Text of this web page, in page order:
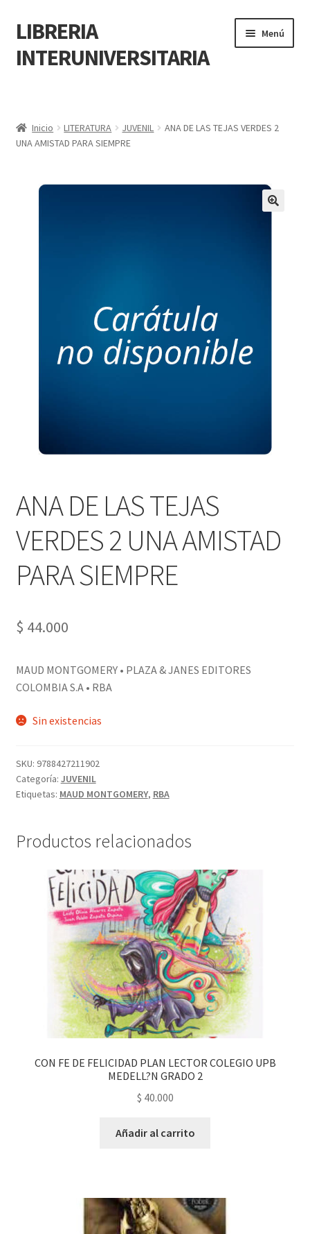
LIBRERIA
INTERUNIVERSITARIA
Menú
Carrito
POLÍTICA DE MANEJO DE INFORMACIÓN Y DATOS
PERSONALES DE CORPORACIÓN INTERUNIVERSITARIA DE
SERVICIO
Tienda
Inicio LITERATURA JUVENIL
ANA DE LAS TEJAS VERDES 2
UNA AMISTAD PARA SIEMPRE
ANA DE LAS TEJAS
VERDES 2 UNA AMISTAD
PARA SIEMPRE
$ 44.000
MAUD MONTGOMERY • PLAZA & JANES EDITORES
COLOMBIA S.A • RBA
Sin existencias
SKU: 9788427211902
Categoría: JUVENIL
Etiquetas: MAUD MONTGOMERY, RBA
Productos relacionados
CON FE DE FELICIDAD PLAN LECTOR COLEGIO UPB
MEDELL?N GRADO 2
$ 40.000
Añadir al carrito